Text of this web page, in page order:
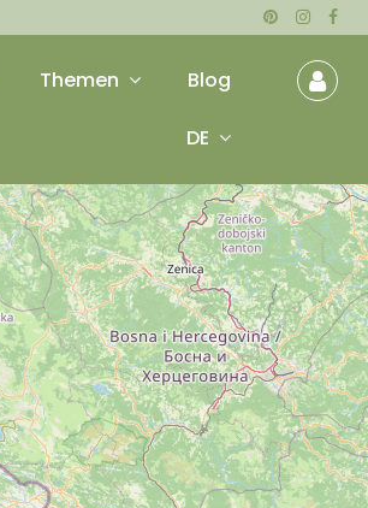
Themen Blog
DE